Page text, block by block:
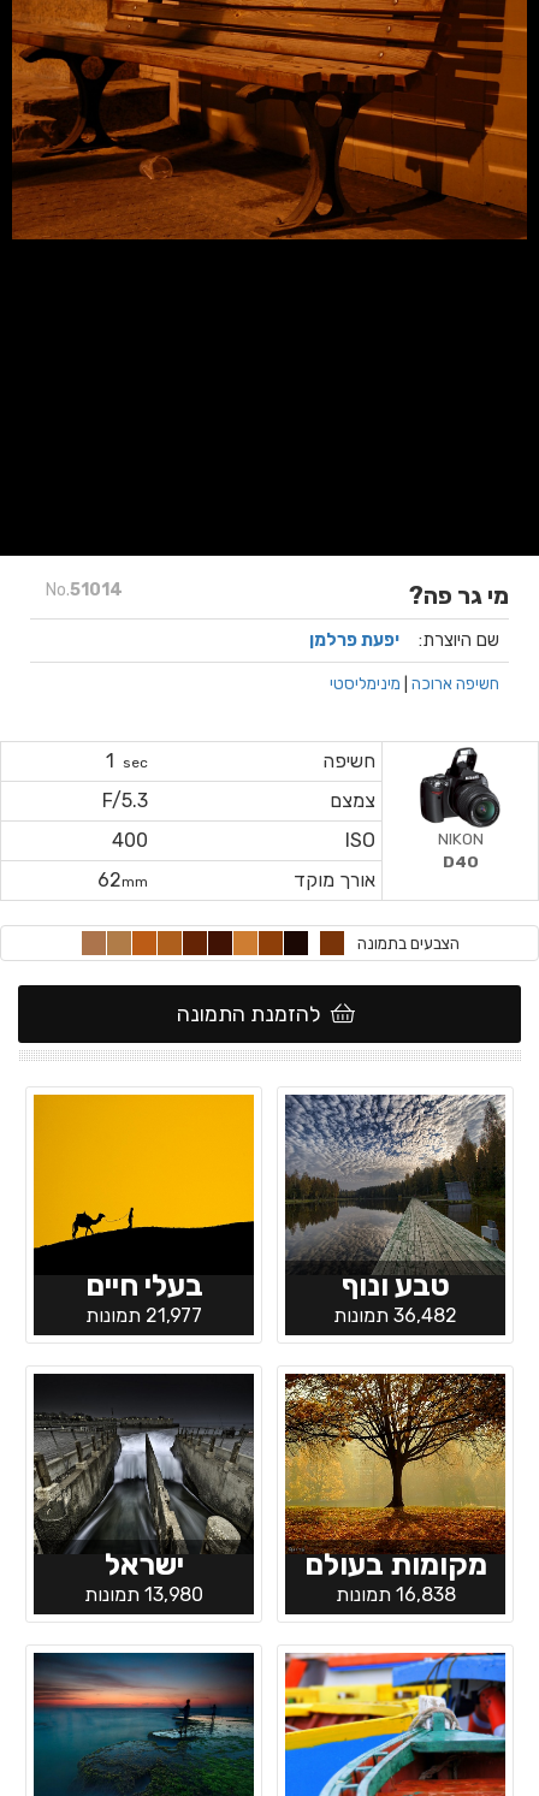
No.51014 מי גר פה?
שם היוצרת: יפעת פרלמן
חשיפה ארוכה מינימליסטי
חשיפה sec
1
צמצם
F/5.3
ISO
400
אורך מוקד
62mm
NIKON
D40
הצבעים בתמונה
להזמנת התמונה
טבע ונוף
36,482 תמונות
בעלי חיים
21,977 תמונות
מקומות בעולם
16,838 תמונות
ישראל
13,980 תמונות